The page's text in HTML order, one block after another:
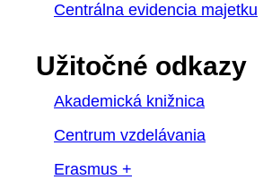
Centrálna evidencia majetku
Užitočné odkazy
Akademická knižnica
Centrum vzdelávania
Erasmus +